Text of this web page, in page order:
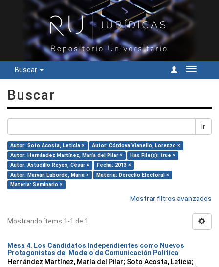
Buscar
Cambiar
Buscar
Ir
Autor: Soto Acosta, Leticia ×
Autor: Córdova Vianello, Lorenzo ×
Autor: Hernández Martínez, María del Pilar ×
Has File(s): true ×
Autor: Astudillo Reyes, César ×
Fecha: 2013 ×
Autor: Marván Laborde, María ×
Materia: Derecho Electoral ×
Materia: Seminario ×
Mostrar filtros avanzados
Mostrando ítems 1-1 de 1
Mesa 4. Los Candidatos Independientes como Nuevos
Protagonistas del Modelo de Comunicación Política
Hernández Martínez, María del Pilar; Soto Acosta, Leticia;